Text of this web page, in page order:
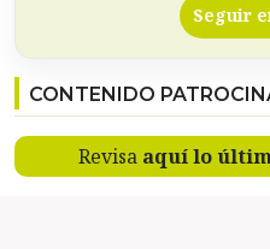
Seguir
CONTENIDO
Revisa aquí lo